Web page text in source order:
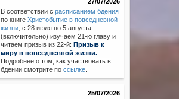
В соответствии с расписанием бдения
по книгеХристобытие в повседневной
жизни с 28 июля по 5 августа
(включительно) изучаем 21-ю главу и
читаем призыв из 22-й: Призыв к
миру в повседневной жизни.
Подробнее о том, как участвовать в
бдении смотрите поссылке
25/07/2026